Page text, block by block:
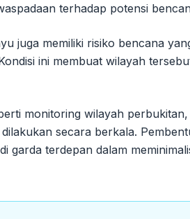
terhadap potensi
juga memiliki risiko bencana
ini membuat wilayah
monitoring wilayah
secara berkala.
garda terdepan dalam